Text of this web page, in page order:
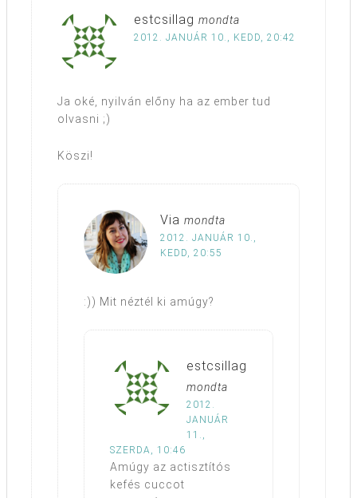
estcsillag mondta
2012. JANUÁR 10., KEDD, 20:42
Ja oké, nyilván előny ha az ember tud
olvasni ;)
Köszi!
Via mondta
2012. JANUÁR 10.,
KEDD, 20:55
:)) Mit néztél ki amúgy?
estcsillag
mondta
2012.
JANUÁR
11.,
SZERDA, 10:46
Amúgy az actisztítós
kefés cuccot